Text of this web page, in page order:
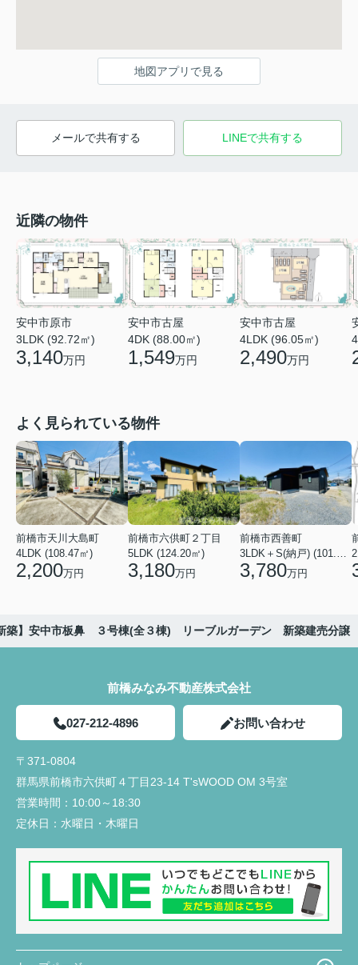
地図アプリで見る
メールで共有する LINEで共有する
近隣の物件
安中市原市
3LDK (92.72㎡)
3,140万円
安中市古屋
4DK (88.00㎡)
1,549万円
安中市古屋
4LDK (96.05㎡)
2,490万円
よく見られている物件
前橋市天川大島町
4LDK (108.47㎡)
2,200万円
前橋市六供町２丁目
5LDK (124.20㎡)
3,180万円
前橋市西善町
3,780万円
築】安中市板鼻 ３号棟(全３棟) リーブルガーデン 新築建売分譲
前橋みなみ不動産株式会社
027-212-4896 お問い合わせ
〒371-0804
群馬県前橋市六供町４丁目23‐14 T'sWOOD OM 3号室
営業時間： 10:00～18:30
定休日： 水曜日・木曜日